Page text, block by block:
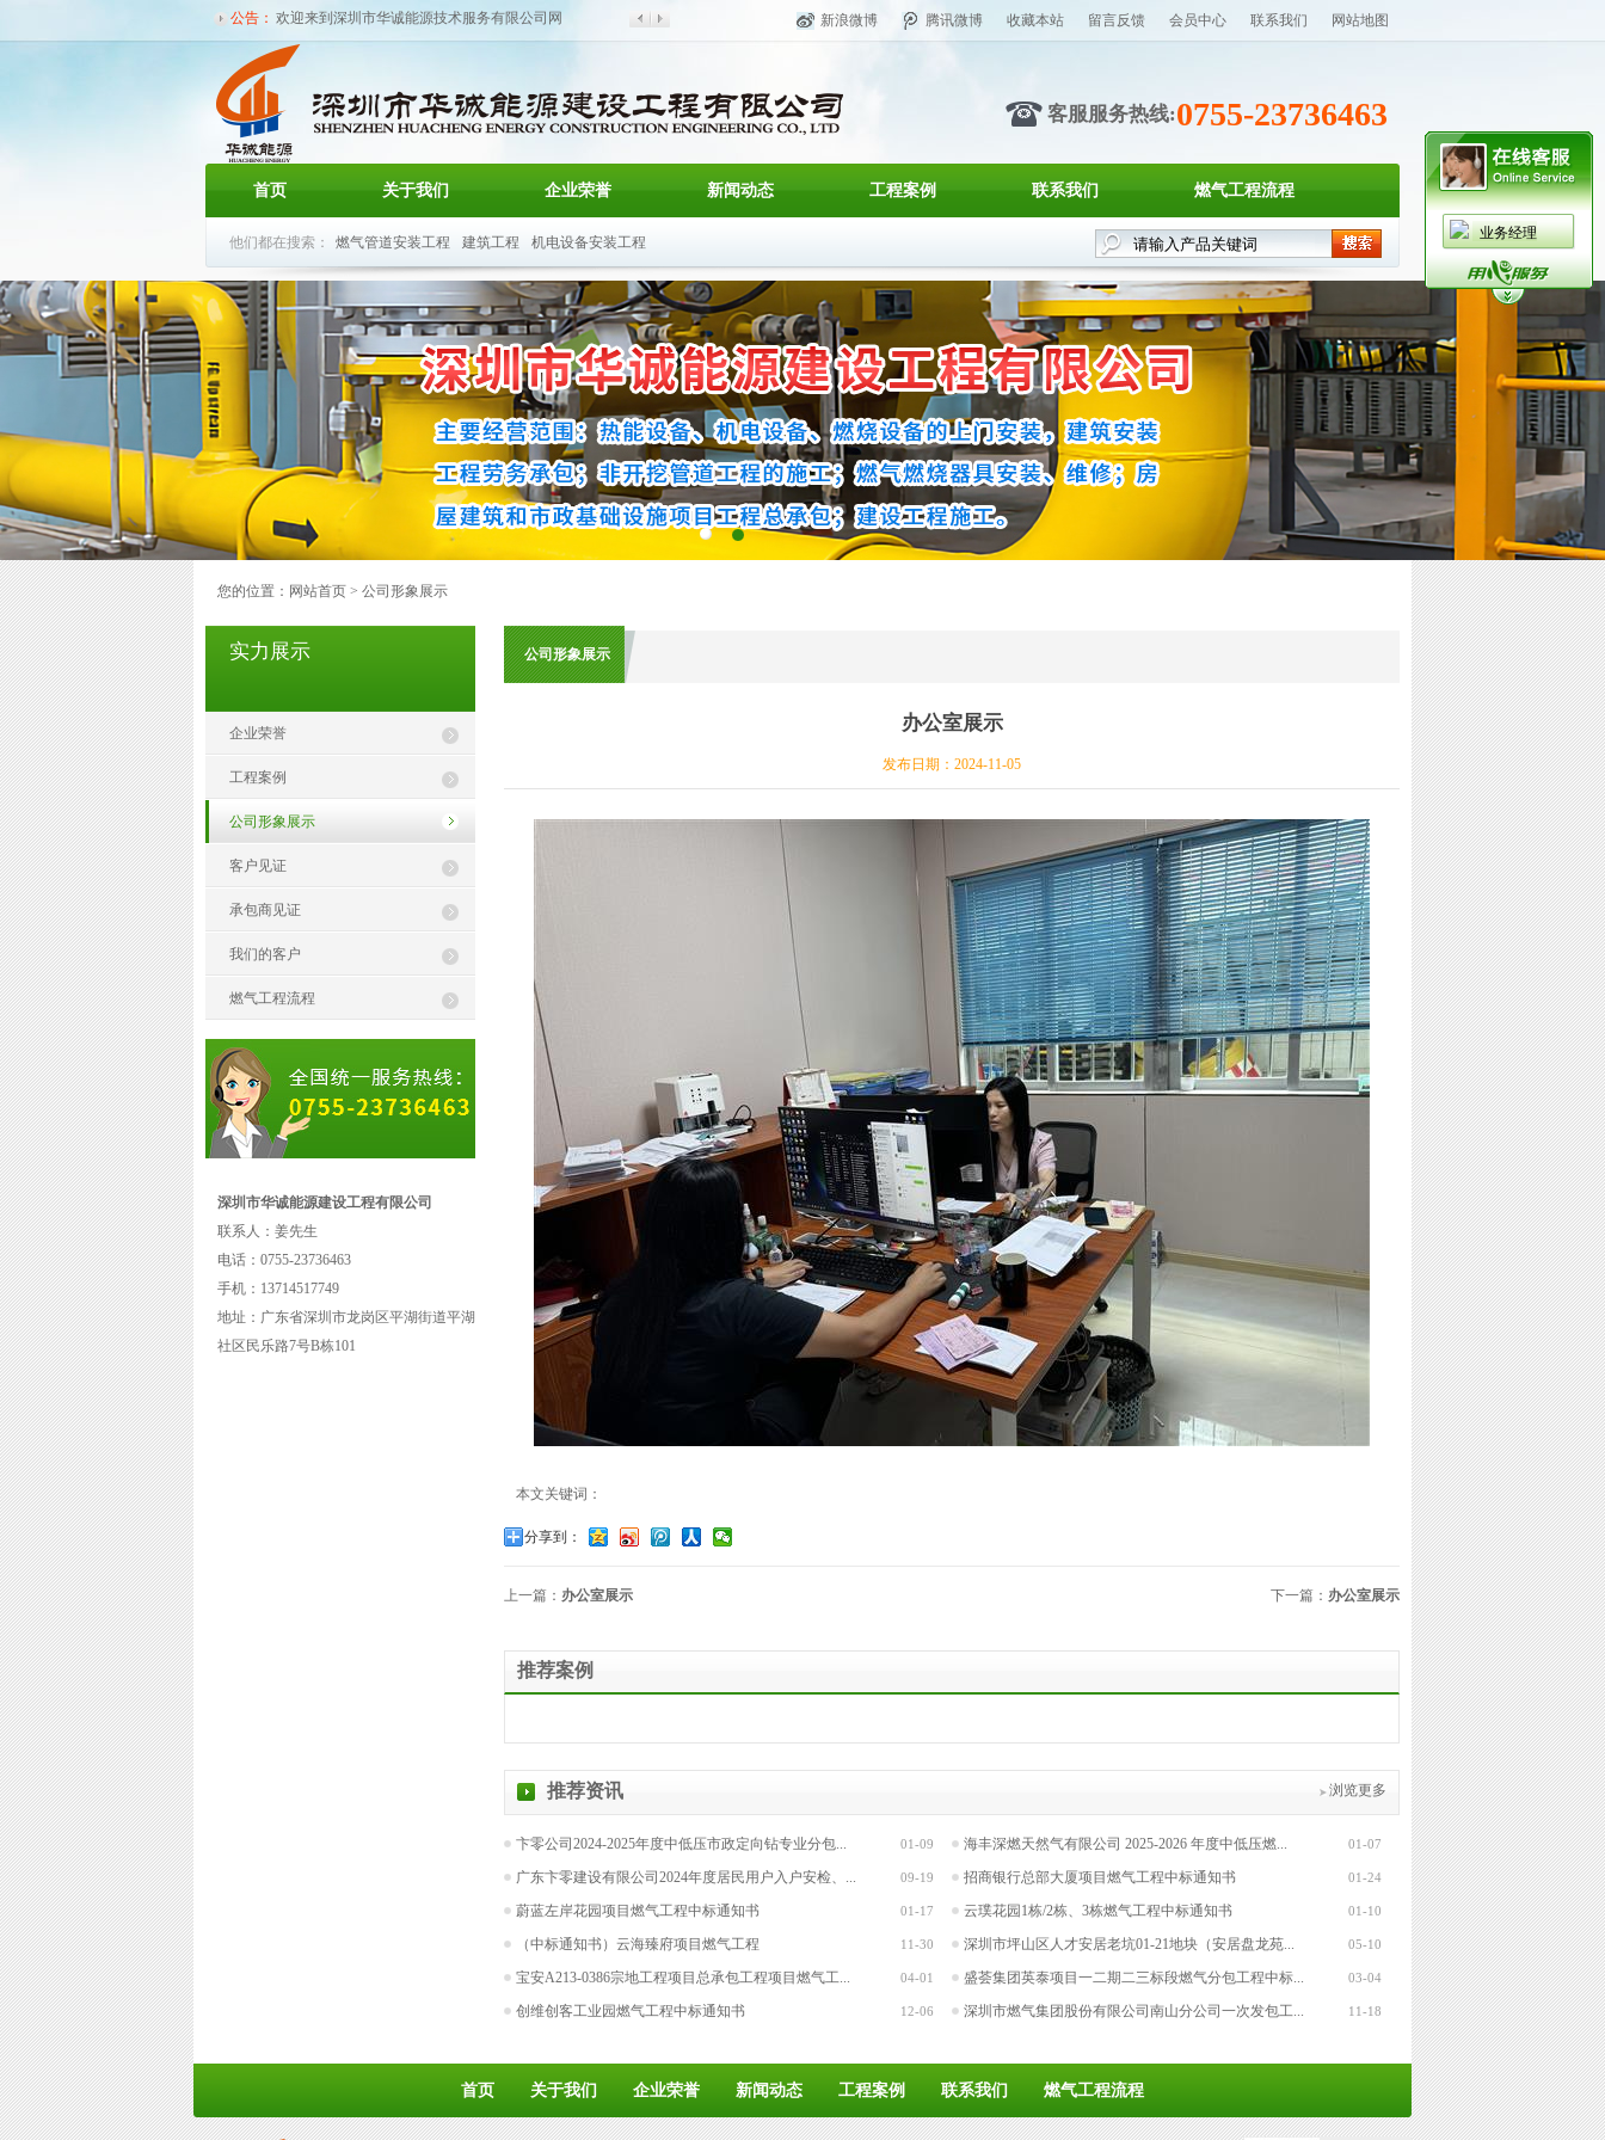
业务经理
公告： 欢迎来到深圳市华诚能源建设工程有限公司网
站！
网站地图
联系我们
会员中心
留言反馈
收藏本站
腾讯微博
新浪微博
客服服务热线:0755-23736463
首页 关于我们 企业荣誉 新闻动态 工程案例 联系我们 燃气工程流程
他们都在搜索： 燃气管道安装工程 建筑工程 机电设备安装工程
百叶窗图片载入中
您的位置： 网站首页 > 公司形象展示
实力展示
企业荣誉
工程案例
公司形象展示
客户见证
承包商见证
我们的客户
燃气工程流程
深圳市华诚能源建设工程有限公司
联系人：姜先生
电话：0755-23736463
手机：13714517749
地址：广东省深圳市龙岗区平湖街道平湖
社区民乐路7号B栋101
公司形象展示
办公室展示
发布日期：2024-11-05
本文关键词：
分享到：
上一篇： 办公室展示 下一篇： 办公室展示
推荐案例
浏览更多
推荐资讯
01-09
卞零公司2024-2025年度中低压市政定向钻专业分包... 01-07
海丰深燃天然气有限公司 2025-2026 年度中低压燃...
09-19
广东卞零建设有限公司2024年度居民用户入户安检、... 01-24
招商银行总部大厦项目燃气工程中标通知书
01-17
蔚蓝左岸花园项目燃气工程中标通知书 01-10
云璞花园1栋/2栋、3栋燃气工程中标通知书
11-30
（中标通知书）云海臻府项目燃气工程 05-10
深圳市坪山区人才安居老坑01-21地块（安居盘龙苑...
04-01
宝安A213-0386宗地工程项目总承包工程项目燃气工... 03-04
盛荟集团英泰项目一二期二三标段燃气分包工程中标...
12-06
创维创客工业园燃气工程中标通知书 11-18
深圳市燃气集团股份有限公司南山分公司一次发包工...
首页 关于我们 企业荣誉 新闻动态 工程案例 联系我们 燃气工程流程